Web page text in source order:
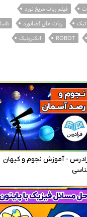
فیلم ربات مریخ نورد
ربات های فضانورد
ناسا
ROBOT
الکترونیک